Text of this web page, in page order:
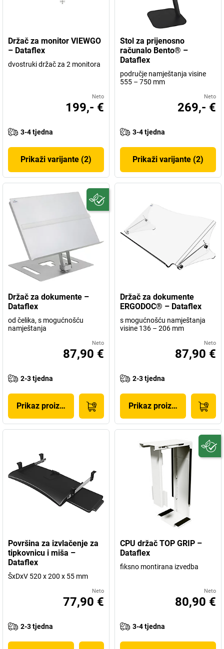
Držač za monitor VIEWGO
– Dataflex
dvostruki držač za 2 monitora
Neto
199,- €
3-4 tjedna
Prikaži varijante (2)
Stol za prijenosno
računalo Bento® –
Dataflex
područje namještanja visine
555 – 750 mm
Neto
269,- €
3-4 tjedna
Prikaži varijante (2)
Držač za dokumente –
Dataflex
od čelika, s mogućnošću
namještanja
Neto
87,90 €
2-3 tjedna
Prikaz proizvoda
Držač za dokumente
ERGODOC® – Dataflex
s mogućnošću namještanja
visine 136 – 206 mm
Neto
87,90 €
2-3 tjedna
Prikaz proizvoda
Površina za izvlačenje za
tipkovnicu i miša –
Dataflex
ŠxDxV 520 x 200 x 55 mm
Neto
77,90 €
2-3 tjedna
CPU držač TOP GRIP –
Dataflex
fiksno montirana izvedba
Neto
80,90 €
3-4 tjedna